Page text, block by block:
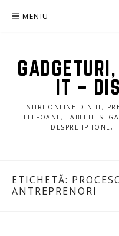
MENIU
IT –
STIRI ONLINE DIN IT,
TELEFOANE, TABLETE SI
DESPRE IPHONE,
ETICHETĂ:
ANTREPRENORI